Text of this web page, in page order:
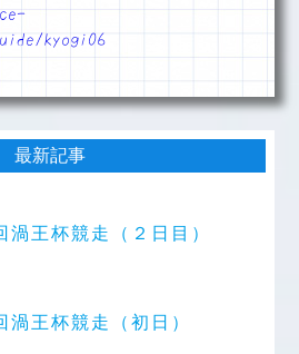
kyogi06
最新記事
渦王杯競走（２日目）
渦王杯競走（初日）